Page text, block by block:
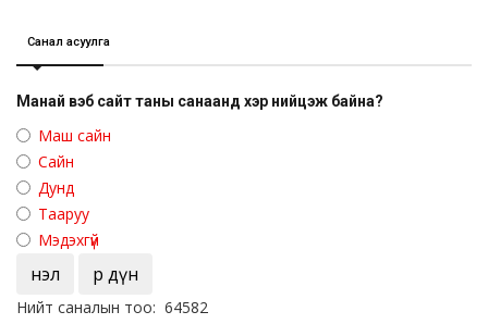
Санал асуулга
Манай вэб сайт таны санаанд хэр нийцэж байна?
Маш сайн
Сайн
Дунд
Тааруу
Мэдэхгүй
Үнэл Үр дүн
Нийт саналын тоо: 64582